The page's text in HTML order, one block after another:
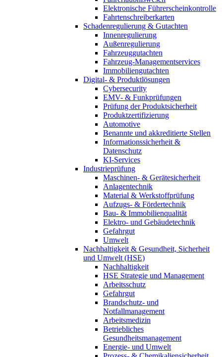
Elektronische Führerscheinkontrolle
Fahrtenschreiberkarten
Schadenregulierung & Gutachten
Innenregulierung
Außenregulierung
Fahrzeuggutachten
Fahrzeug-Managementservices
Immobiliengutachten
Digital- & Produktlösungen
Cybersecurity
EMV- & Funkprüfungen
Prüfung der Produktsicherheit
Produktzertifizierung
Automotive
Benannte und akkreditierte Stellen
Informationssicherheit &
Datenschutz
KI-Services
Industrieprüfung
Maschinen- & Gerätesicherheit
Anlagentechnik
Material & Werkstoffprüfung
Aufzugs- & Fördertechnik
Bau- & Immobilienqualität
Elektro- und Gebäudetechnik
Gefahrgut
Umwelt
Nachhaltigkeit & Gesundheit, Sicherheit
und Umwelt (HSE)
Nachhaltigkeit
HSE Strategie und Management
Arbeitsschutz
Gefahrgut
Brandschutz- und
Notfallmanagement
Arbeitsmedizin
Betriebliches
Gesundheitsmanagement
Energie- und Umwelt